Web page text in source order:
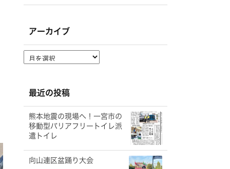
アーカイブ
ア
ー
ブ
最近の投稿
熊本地震の現場へ！一宮市の
移動型バリアフリートイレ派
遣トイレ
向山連区盆踊り大会